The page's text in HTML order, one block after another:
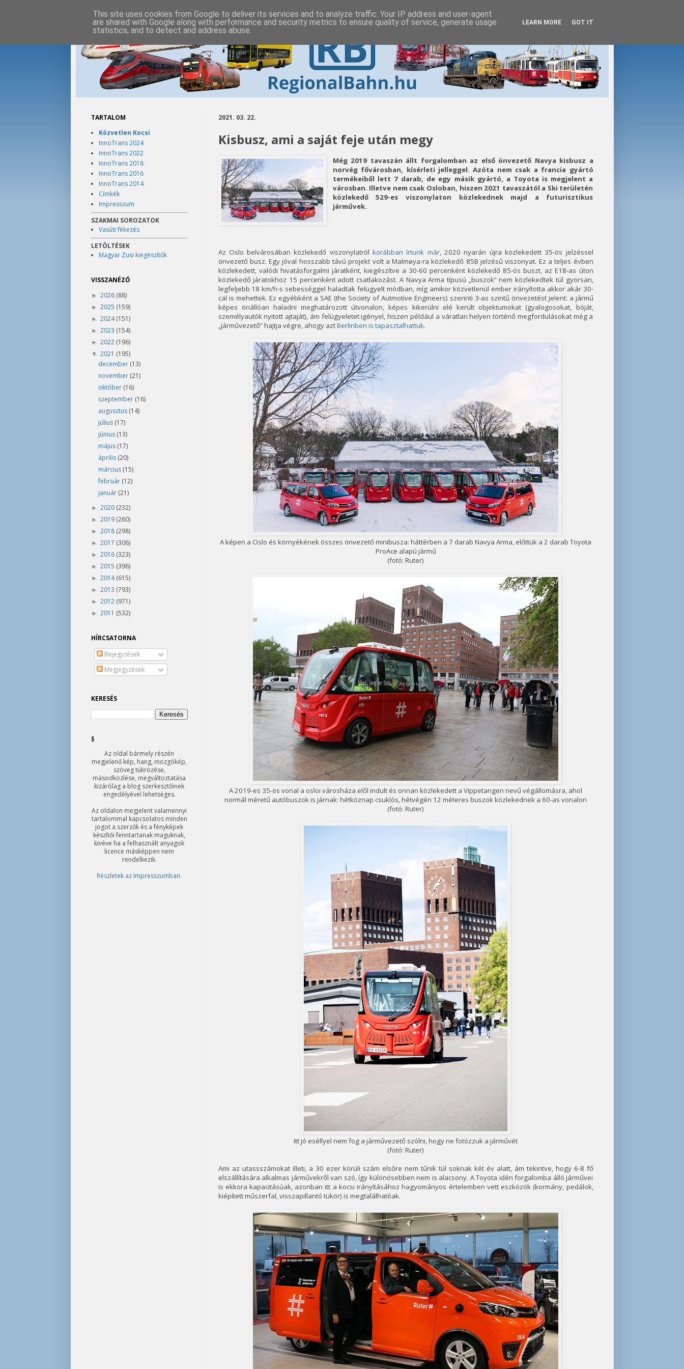
2021. 03. 22.
Kisbusz, ami a saját feje után megy
Még 2019 tavaszán állt forgalomban az első önvezető Navya kisbusz a
norvég fővárosban, kísérleti jelleggel. Azóta nem csak a francia gyártó
termékeiből lett 7 darab, de egy másik gyártó, a Toyota is megjelent a
városban. Illetve nem csak Osloban, hiszen 2021 tavaszától a Ski területén
közlekedő 529-es viszonylaton közlekednek majd a futurisztikus
járművek.
Az Oslo belvárosában közlekedő viszonylatrólkorábban írtunk már, 2020 nyarán újra közlekedett 35-ös jelzéssel
önvezető busz. Egy jóval hosszabb távú projekt volt a Malmøya-ra közlekedő 85B jelzésű viszonyat. Ez a teljes évben
közlekedett, valódi hivatásforgalmi járatként, kiegészítve a 30-60 percenként közlekedő 85-ös buszt, az E18-as úton
közlekedő járatokhoz 15 percenként adott csatlakozást. A Navya Arma típusú „buszok” nem közlekedtek túl gyorsan,
legfeljebb 18 km/h-s sebességgel haladtak felügyelt módban, míg amikor közvetlenül ember irányította akkor akár 30-
cal is mehettek. Ez egyébként a SAE (the Society of Autmotive Engineers) szerinti 3-as szintű önvezetést jelent: a jármű
képes önállóan haladni meghatározott útvonalon, képes kikerülni elé került objektumokat (gyalogosokat, bóját,
személyautók nyitott ajtaját), ám felügyeletet igényel, hiszen például a váratlan helyen történő megfordulásokat még a
„járművezető” hajtja végre, ahogy aztBerlinben is tapasztalhattuk.
A képen a Oslo és környékének összes önvezető minibusza: háttérben a 7 darab Navya Arma, előttük a 2 darab Toyota
ProAce alapú jármű
(fotó: Ruter)
A 2019-es 35-ös vonal a osloi városháza elől indult és onnan közlekedett a Vippetangen nevű végállomásra, ahol
normál méretű autóbuszok is járnak: hétköznap csuklós, hétvégén 12 méteres buszok közlekednek a 60-as vonalon
(fotó: Ruter)
Itt jó eséllyel nem fog a járművezető szólni, hogy ne fotózzuk a járművét
(fotó: Ruter)
Ami az utassszámokat illeti, a 30 ezer körüli szám elsőre nem tűnik túl soknak két év alatt, ám tekintve, hogy 6-8 fő
elszállítására alkalmas járművekről van szó, így különösebben nem is alacsony. A Toyota idén forgalomba álló járművei
is ekkora kapacitásúak, azonban itt a kocsi irányításához hagyományos értelemben vett eszközök (kormány, pedálok,
kiépített műszerfal, visszapillantó tükör) is megtalálhatóak.
TARTALOM
Közvetlen Kocsi
InnoTrans 2024
InnoTrans 2022
InnoTrans 2018
InnoTrans 2016
InnoTrans 2014
Címkék
Impresszum
SZAKMAI SOROZATOK
Vasúti fékezés
LETÖLTÉSEK
Magyar Zusi kiegészítők
VISSZANÉZŐ
► 2026 (88)
► 2025 (159)
► 2024(151)
► 2023 (154)
► 2022 (196)
▼ 2021 (195)
december (13)
november (21)
október (16)
szeptember (16)
augusztus (14)
július (17)
június (13)
május (17)
április (20)
március (15)
február (12)
január (21)
► 2020 (232)
► 2019 (260)
► 2018 (298)
► 2017 (306)
► 2016 (323)
► 2015 (396)
► 2014(615)
► 2013 (793)
► 2012 (971)
► 2011 (532)
HÍRCSATORNA
Bejegyzések
Megjegyzések
KERESÉS
§
Az oldal bármely részén
megjelenő kép, hang, mozgókép,
szöveg tükrözése,
másodközlése, megváltoztatása
kizárólag a blog szerkesztőinek
engedélyével lehetséges.
Az oldalon megjelent valamennyi
tartalommal kapcsolatos minden
jogot a szerzők és a fényképek
készítői fenntartanak maguknak,
kivéve ha a felhasznált anyagok
licence másképpen nem
rendelkezik.
Részletek az Impresszumban.
This site uses cookies from Google to deliver its services and to analyze traffic. Your IP address and user-agent
are shared with Google along with performance and security metrics to ensure quality of service, generate usage
statistics, and to detect and address abuse.
LEARN MORE GOT IT